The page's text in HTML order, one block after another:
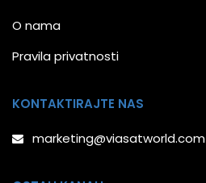
O nama
Pravila privatnosti
KONTAKTIRAJTE NAS
marketing@viasatworld.com